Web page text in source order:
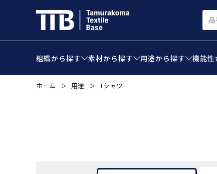
組織から探す 素材から探す 用途から探す 機能性
ホーム ＞ 用途 ＞ Tシャツ